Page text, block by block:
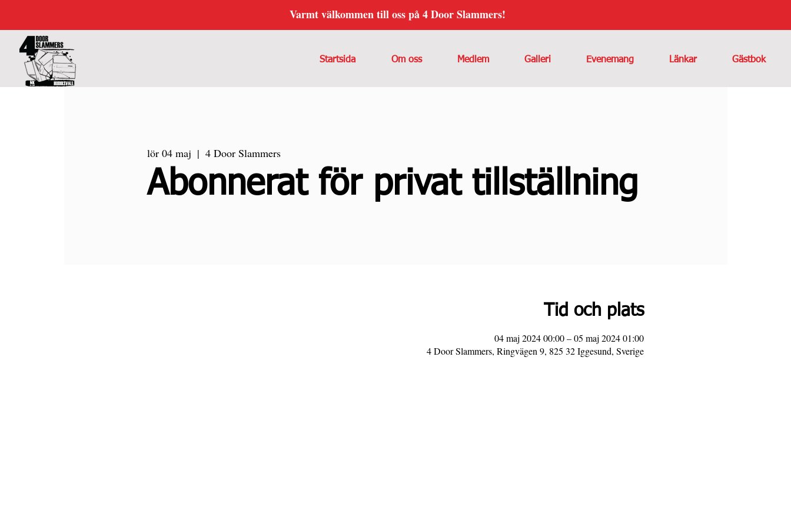
Varmt välkommen till oss på 4 Door Slammers!
Startsida Om oss Medlem Galleri Evenemang Länkar Gästbok
lör 04 maj
  |
4 Door Slammers
Abonnerat för privat tillställning
Tid och plats
04 maj 2024 00:00 – 05 maj 2024 01:00
4 Door Slammers, Ringvägen 9, 825 32 Iggesund, Sverige